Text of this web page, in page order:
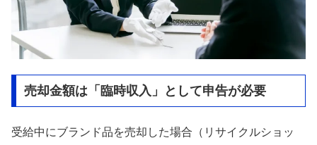
売却金額は「臨時収入」として申告が必要
受給中にブランド品を売却した場合（リサイクルショッ